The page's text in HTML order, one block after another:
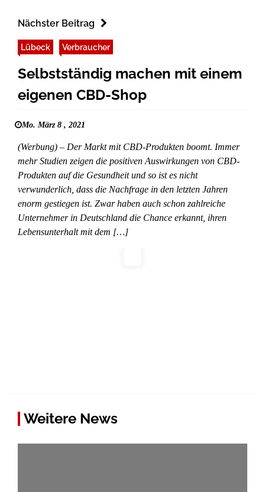
Nächster Beitrag
Lübeck Verbraucher
Selbstständig machen mit einem
eigenen CBD-Shop
Mo. März 8 , 2021
(Werbung) – Der Markt mit CBD-Produkten boomt. Immer
mehr Studien zeigen die positiven Auswirkungen von CBD-
Produkten auf die Gesundheit und so ist es nicht
verwunderlich, dass die Nachfrage in den letzten Jahren
enorm gestiegen ist. Zwar haben auch schon zahlreiche
Unternehmer in Deutschland die Chance erkannt, ihren
Lebensunterhalt mit dem […]
Weitere News